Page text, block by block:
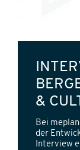
&
Bei
der
Interview